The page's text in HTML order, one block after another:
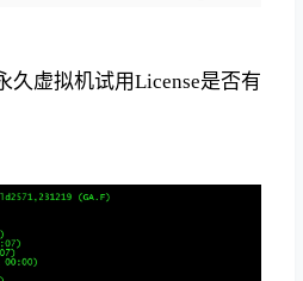
久虚拟机试用License是否有